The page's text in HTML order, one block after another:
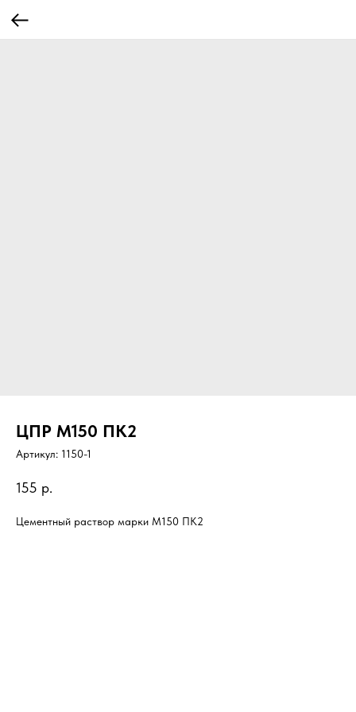
ЦПР М150 ПК2
Артикул: 1150-1
155 р.
Цементный раствор марки М150 ПК2